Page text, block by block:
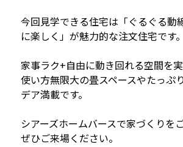
今回見学できる住宅は「ぐるぐる動
に楽しく」が魅力的な注文住宅です。
家事ラク+自由に動き回れる空間を実
使い方無限大の畳スペースやたっぷ
デア満載です。
シアーズホームバースで家づくりを
ぜひご来場ください。